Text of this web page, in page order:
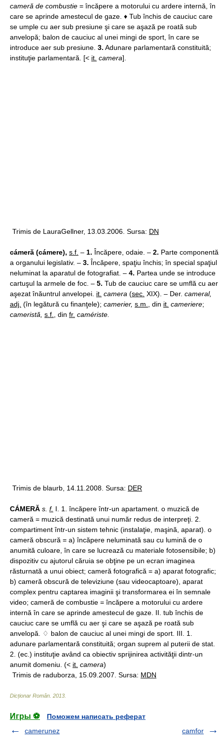
cameră de combustie = încăpere a motorului cu ardere internă, în
care se aprinde amestecul de gaze. ♦ Tub închis de cauciuc care
se umple cu aer sub presiune şi care se aşază pe roată sub
anvelopă; balon de cauciuc al unei mingi de sport, în care se
introduce aer sub presiune. 3. Adunare parlamentară constituită;
instituţie parlamentară. [< it. camera].
Trimis de LauraGellner, 13.03.2006. Sursa: DN
cámeră (cámere), s.f. – 1. Încăpere, odaie. – 2. Parte componentă
a organului legislativ. – 3. Încăpere, spaţiu închis; în special spaţiul
neluminat la aparatul de fotografiat. – 4. Partea unde se introduce
cartuşul la armele de foc. – 5. Tub de cauciuc care se umflă cu aer
aşezat înăuntrul anvelopei. it. camera (sec. XIX). – Der. cameral,
adj. (în legătură cu finanţele); camerier, s.m. , din it. cameriere;
cameristă, s.f. , din fr. camériste.
Trimis de blaurb, 14.11.2008. Sursa: DER
CÁMERĂ s. f. I. 1. încăpere într-un apartament. o muzică de
cameră = muzică destinată unui număr redus de interpreţi. 2.
compartiment într-un sistem tehnic (instalaţie, maşină, aparat). o
cameră obscură = a) încăpere neluminată sau cu lumină de o
anumită culoare, în care se lucrează cu materiale fotosensibile; b)
dispozitiv cu ajutorul căruia se obţine pe un ecran imaginea
răsturnată a unui obiect; cameră fotografică = a) aparat fotografic;
b) cameră obscură de televiziune (sau videocaptoare), aparat
complex pentru captarea imaginii şi transformarea ei în semnale
video; cameră de combustie = încăpere a motorului cu ardere
internă în care se aprinde amestecul de gaze. II. tub închis de
cauciuc care se umflă cu aer şi care se aşază pe roată sub
anvelopă. ♢ balon de cauciuc al unei mingi de sport. III. 1.
adunare parlamentară constituită; organ suprem al puterii de stat.
2. (ec.) instituţie având ca obiectiv sprijinirea activităţii dintr-un
anumit domeniu. (< it. camera)
Trimis de raduborza, 15.09.2007. Sursa: MDN
Dicționar Român 2013
Игры ⚽
Поможем написать реферат
camerunez
camfor